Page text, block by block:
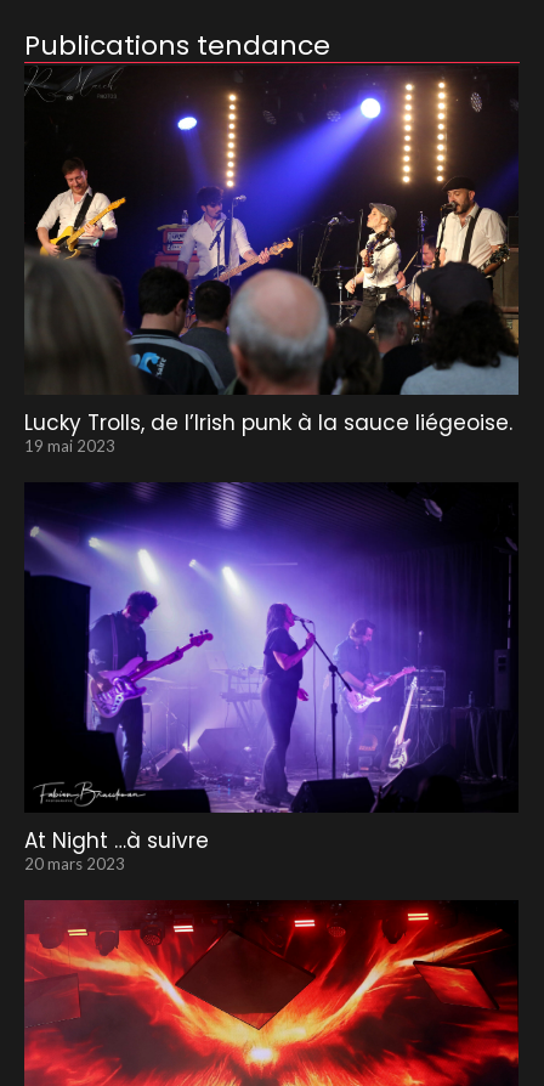
Publications tendance
Lucky Trolls, de l’Irish punk à la sauce liégeoise.
19 mai 2023
At Night …à suivre
20 mars 2023